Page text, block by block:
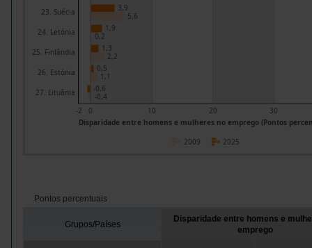
Disparidade entre homens e mulheres no emprego (Pontos
-2 0 10 20 30
23. Suécia
24. Letónia
25. Finlândia
26. Estónia
27. Lituânia
3,9
1,9
1,3
0,5
-0,6
5,6
0,2
2,2
1,1
-0,4
2025
2009
Pontos percentuais
Grupos/Países
Disparidade entre homens e
emprego